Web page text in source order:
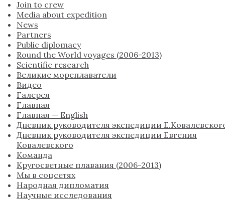
Join to crew
Media about expedition
News
Partners
Public diplomacy
Round the World voyages (2006-2013)
Scientific research
Великие мореплаватели
Видео
Галерея
Главная
Главная — English
Дневник руководителя экспедиции
Дневник руководителя экспедиции Евгения
Ковалевского
Команда
Кругосветные плавания (2006-2013)
Мы в соцсетях
Народная дипломатия
Научные исследования